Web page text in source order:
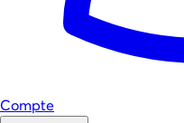
Compte